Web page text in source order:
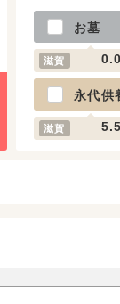
お墓
滋賀
永代供
滋賀